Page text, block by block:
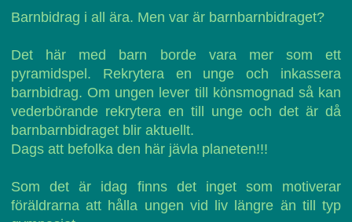
Barnbidrag i all ära. Men var är barnbarnbidraget?
Det här med barn borde vara mer som ett
pyramidspel. Rekrytera en unge och inkassera
barnbidrag. Om ungen lever till könsmognad så kan
vederbörande rekrytera en till unge och det är då
barnbarnbidraget blir aktuellt.
Dags att befolka den här jävla planeten!!!
Som det är idag finns det inget som motiverar
föräldrarna att hålla ungen vid liv längre än till typ